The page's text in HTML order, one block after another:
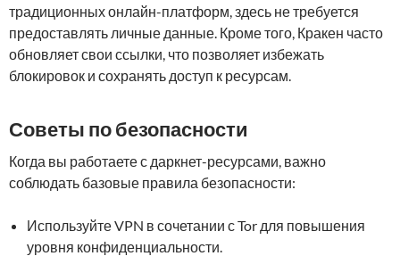
традиционных онлайн-платформ, здесь не требуется
предоставлять личные данные. Кроме того, Кракен часто
обновляет свои ссылки, что позволяет избежать
блокировок и сохранять доступ к ресурсам.
Советы по безопасности
Когда вы работаете с даркнет-ресурсами, важно
соблюдать базовые правила безопасности:
Используйте VPN в сочетании с Tor для повышения
уровня конфиденциальности.